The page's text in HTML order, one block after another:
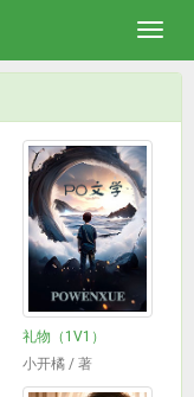
礼物（1V1）
小开橘 / 著